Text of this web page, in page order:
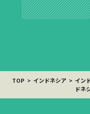
TOP インドネシア
イン
ドネ